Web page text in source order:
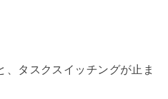
、タスクスイッチングが止ま